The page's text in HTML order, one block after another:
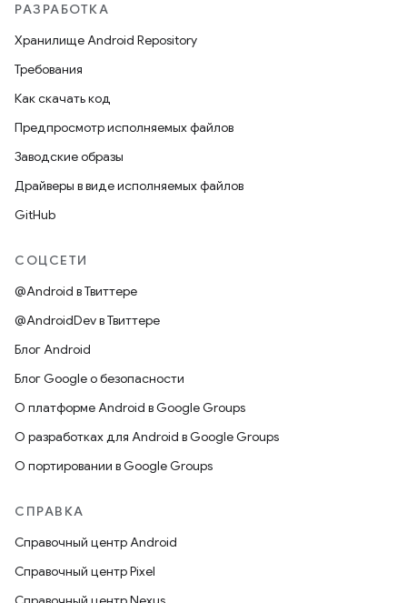
РАЗРАБОТКА
Хранилище Android Repository
Требования
Как скачать код
Предпросмотр исполняемых файлов
Заводские образы
Драйверы в виде исполняемых файлов
GitHub
СОЦСЕТИ
@Android в Твиттере
@AndroidDev в Твиттере
Блог Android
Блог Google о безопасности
О платформе Android в Google Groups
О разработках для Android в Google Groups
О портировании в Google Groups
СПРАВКА
Справочный центр Android
Справочный центр Pixel